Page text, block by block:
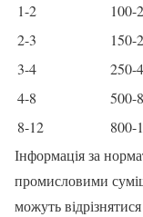
1-2
100-
2-3
150-
3-4
250-
4-8
500-
8-12
800-
Інформація за
промисловими
можуть